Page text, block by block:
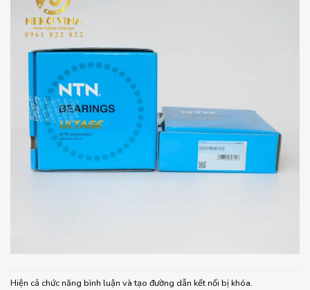
Hiện cả chức năng bình luận và tạo đường dẫn kết nối bị khóa.